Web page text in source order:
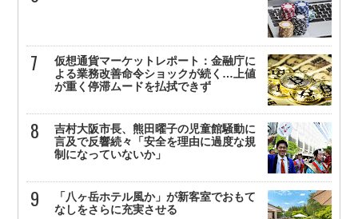
仮想通貨マーケットレポート：金融庁に
よる業務改善命令ショックが続く…上値
が重く停滞ムードを払拭できず
吉村大阪市長、熊田曜子の児童館騒動に
言及で反響続々「安全を理由に過度な規
制になっていないか」
「八ヶ岳ホテル風か」が新客室でおもて
なしをさらに充実させる